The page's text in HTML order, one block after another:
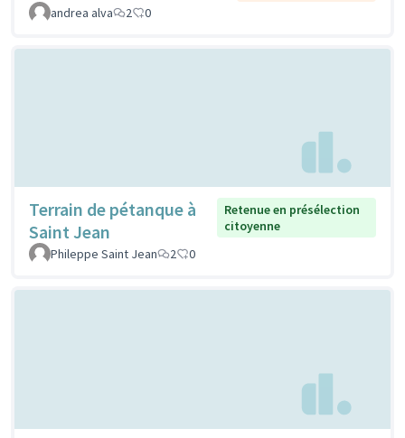
andrea alva
2 0
Terrain de pétanque à
Saint Jean
Retenue en présélection
citoyenne
Phileppe Saint Jean
2 0